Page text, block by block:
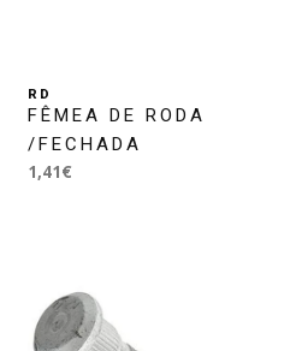
RD
FÊMEA DE RODA
/FECHADA
1,41€